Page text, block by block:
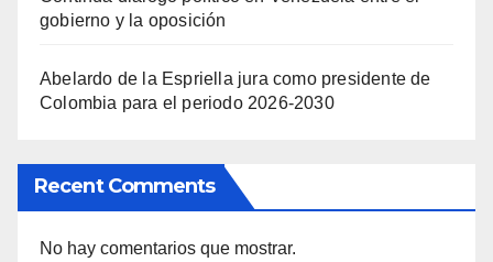
gobierno y la oposición
Abelardo de la Espriella jura como presidente de
Colombia para el periodo 2026-2030
Recent Comments
No hay comentarios que mostrar.